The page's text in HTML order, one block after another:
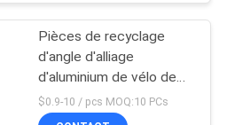
Pièces de recyclage
d'angle d'alliage
d'aluminium de vélo de
guidon de bicyclette
réglable de tige
$0.9-10 / pcs MOQ:10 PCs